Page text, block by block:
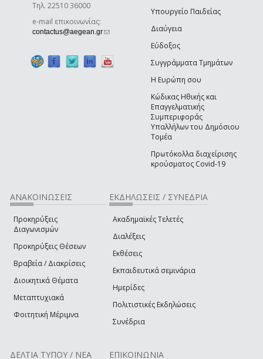
Τηλ. 22510 36000
e-mail επικοινωνίας:
contactus@aegean.gr(link sends e-mail)
Υπουργείο Παιδείας
Διαύγεια
Εύδοξος
Συγγράμματα Τμημάτων
Η Ευρώπη σου
Κώδικας Ηθικής και
Επαγγελματικής
Συμπεριφοράς
Υπαλλήλων του Δημόσιου
Τομέα
Πρωτόκολλα διαχείρισης
κρούσματος Covid-19
ΑΝΑΚΟΙΝΩΣΕΙΣ
Προκηρύξεις
Διαγωνισμών
Προκηρύξεις Θέσεων
Βραβεία / Διακρίσεις
Διοικητικά Θέματα
Μεταπτυχιακά
Φοιτητική Μέριμνα
ΕΚΔΗΛΩΣΕΙΣ / ΣΥΝΕΔΡΙΑ
Ακαδημαϊκές Τελετές
Διαλέξεις
Εκθέσεις
Εκπαιδευτικά σεμινάρια
Ημερίδες
Πολιτιστικές Εκδηλώσεις
Συνέδρια
ΔΕΛΤΙΑ ΤΥΠΟΥ / ΝΕΑ ΕΠΙΚΟΙΝΩΝΙΑ